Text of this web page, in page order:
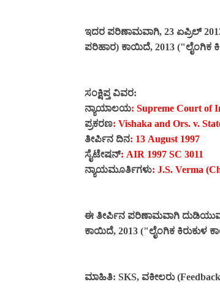
ಇದರ ಪರಿಣಾಮವಾಗಿ, 23 ಏಪ್ರಿಲ್
ಪರಿಹಾರ) ಕಾಯಿದೆ, 2013 ("ಲೈಂಗಿಕ
ಸಂಕ್ಷಿಪ್ತ ವಿವರ:
ನ್ಯಾಯಾಲಯ: Supreme Court of
ಪ್ರಕರಣ: Vishaka and Ors. v.
ತೀರ್ಪಿನ ದಿನ: 13 August 1997
ಸೈಟೇಷನ್: AIR 1997 SC 3011
ನ್ಯಾಯಮೂರ್ತಿಗಳು: J.S. Verma
ಈ ತೀರ್ಪಿನ ಪರಿಣಾಮವಾಗಿ ದುಡಿಯುವ
ಕಾಯಿದೆ, 2013 ("ಲೈಂಗಿಕ ಕಿರುಕುಳ
ಮಾಹಿತಿ: SKS, ವಕೀಲರು